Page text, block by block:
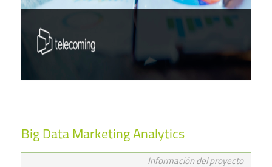
Big Data Marketing Analytics
Información del proyecto